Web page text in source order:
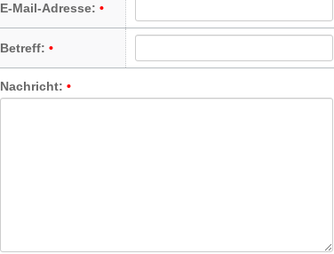
E-Mail-Adresse:
Betreff:
Nachricht: